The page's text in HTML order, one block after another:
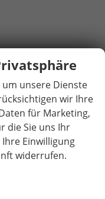
um unsere Dienste
wir Ihre
für Marketing,
die Sie uns Ihr
Einwilligung
widerrufen.